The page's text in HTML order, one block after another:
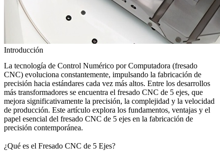
Introducción
La tecnología de Control Numérico por Computadora (fresado
CNC) evoluciona constantemente, impulsando la fabricación de
precisión hacia estándares cada vez más altos. Entre los desarrollos
más transformadores se encuentra el fresado CNC de 5 ejes, que
mejora significativamente la precisión, la complejidad y la velocidad
de producción. Este artículo explora los fundamentos, ventajas y el
papel esencial del fresado CNC de 5 ejes en la fabricación de
precisión contemporánea.
¿Qué es el Fresado CNC de 5 Ejes?